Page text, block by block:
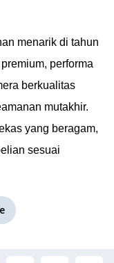
menarik di tahun
performa
berkualitas
mutakhir.
yang beragam,
sesuai